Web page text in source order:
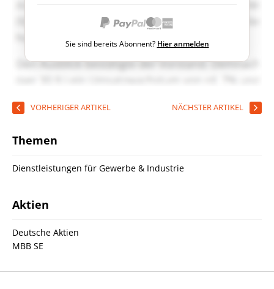
Sie sind bereits Abonnent? Hier anmelden
VORHERIGER ARTIKEL NÄCHSTER ARTIKEL
Themen
Dienstleistungen für Gewerbe & Industrie
Aktien
Deutsche Aktien
MBB SE